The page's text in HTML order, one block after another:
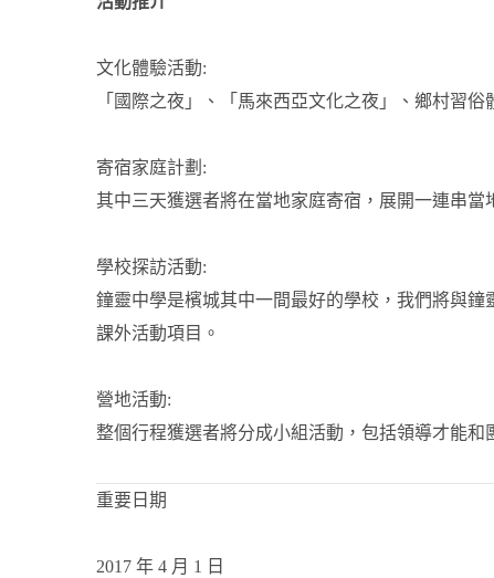
文化體驗活動:
「國際之夜」、「馬來西亞文化之夜」、鄉村習
寄宿家庭計劃:
其中三天獲選者將在當地家庭寄宿，展開一連串當
學校探訪活動:
鐘靈中學是檳城其中一間最好的學校，我們將與
課外活動項目。
營地活動:
整個行程獲選者將分成小組活動，包括領導才能和
重要日期
2017 年 4 月 1 日